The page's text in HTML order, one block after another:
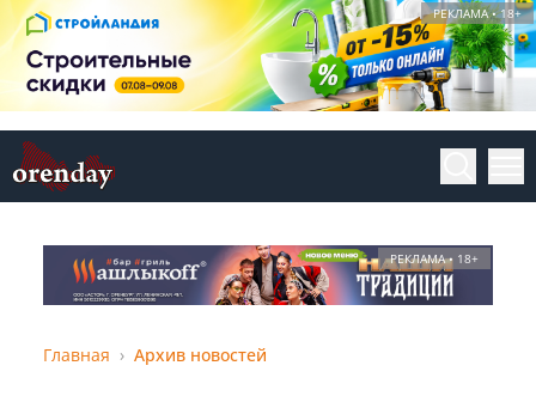
РЕКЛАМА • 18+
РЕКЛАМА • 18+
Главная Архив новостей